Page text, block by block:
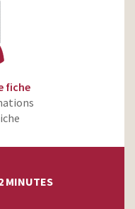
fiche
MINUTES